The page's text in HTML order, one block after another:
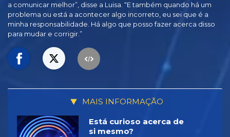
a comunicar melhor”, disse a Luisa. “E também quando há um
problema ou está a acontecer algo incorreto, eu sei que é a
minha responsabilidade. Há algo que posso fazer acerca disso
para mudar e corrigir.”
MAIS INFORMAÇÃO
Está curioso acerca de
si mesmo?